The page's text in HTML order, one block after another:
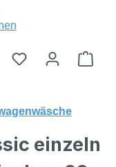
Du hast 0
einzeln